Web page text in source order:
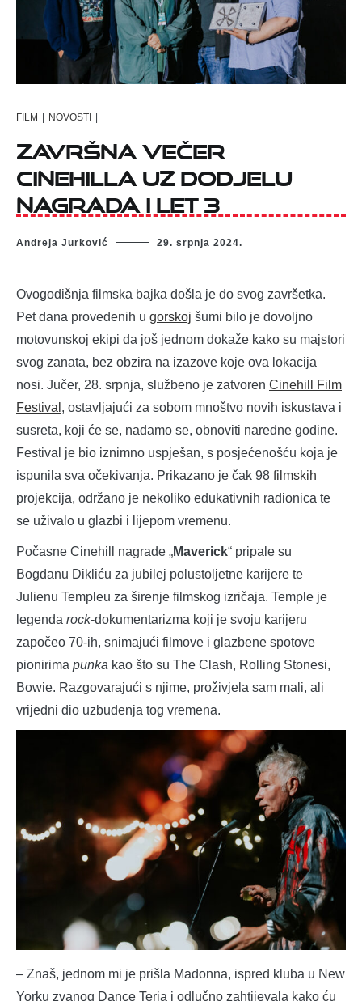
FILM | NOVOSTI |
ZAVRŠNA VEČER
CINEHILLA UZ DODJELU
NAGRADA I LET 3
Andreja Jurković 29. srpnja 2024.
Ovogodišnja filmska bajka došla je do svog završetka.
Pet dana provedenih u gorskoj šumi bilo je dovoljno
motovunskoj ekipi da još jednom dokaže kako su majstori
svog zanata, bez obzira na izazove koje ova lokacija
nosi. Jučer, 28. srpnja, službeno je zatvoren Cinehill Film
Festival , ostavljajući za sobom mnoštvo novih iskustava i
susreta, koji će se, nadamo se, obnoviti naredne godine.
Festival je bio iznimno uspješan, s posjećenošću koja je
ispunila sva očekivanja. Prikazano je čak 98 filmskih
projekcija, održano je nekoliko edukativnih radionica te
se uživalo u glazbi i lijepom vremenu.
Počasne Cinehill nagrade „Maverick“ pripale su
Bogdanu Dikliću za jubilej polustoljetne karijere te
Julienu Templeu za širenje filmskog izričaja. Temple je
legenda rock-dokumentarizma koji je svoju karijeru
započeo 70-ih, snimajući filmove i glazbene spotove
pionirima punka kao što su The Clash, Rolling Stonesi,
Bowie. Razgovarajući s njime, proživjela sam mali, ali
vrijedni dio uzbuđenja tog vremena.
– Znaš, jednom mi je prišla Madonna, ispred kluba u New
Yorku zvanog Dance Teria i odlučno zahtijevala kako ću